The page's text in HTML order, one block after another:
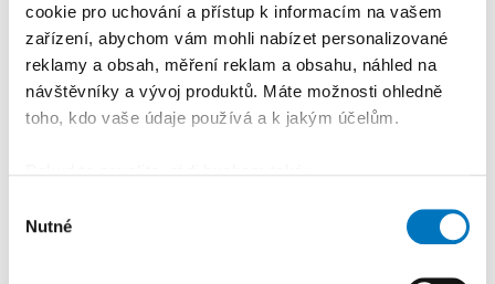
cookie pro uchování a přístup k informacím na vašem
zařízení, abychom vám mohli nabízet personalizované
reklamy a obsah, měření reklam a obsahu, náhled na
návštěvníky a vývoj produktů. Máte možnosti ohledně
toho, kdo vaše údaje používá a k jakým účelům.
poloze, které mohou být přesné na několik metrů
souhlasu
Nutné
KALENDÁŘ AKCÍ Další